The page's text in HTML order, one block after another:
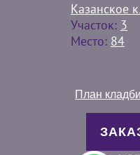
Казанское
Участок: 3
Место: 84
План